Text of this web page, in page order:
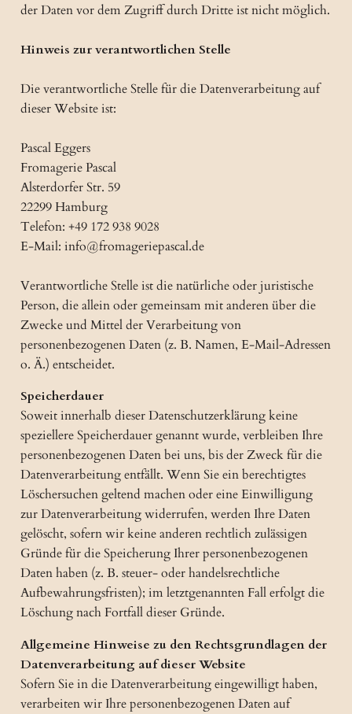
der Daten vor dem Zugriff durch Dritte ist nicht möglich.
Hinweis zur verantwortlichen Stelle
Die verantwortliche Stelle für die Datenverarbeitung auf
dieser Website ist:
Pascal Eggers
Fromagerie Pascal
Alsterdorfer Str. 59
22299 Hamburg
Telefon: +49 172 938 9028
E-Mail: info@fromageriepascal.de
Verantwortliche Stelle ist die natürliche oder juristische
Person, die allein oder gemeinsam mit anderen über die
Zwecke und Mittel der Verarbeitung von
personenbezogenen Daten (z. B. Namen, E-Mail-Adressen
o. Ä.) entscheidet.
Speicherdauer
Soweit innerhalb dieser Datenschutzerklärung keine
speziellere Speicherdauer genannt wurde, verbleiben Ihre
personenbezogenen Daten bei uns, bis der Zweck für die
Datenverarbeitung entfällt. Wenn Sie ein berechtigtes
Löschersuchen geltend machen oder eine Einwilligung
zur Datenverarbeitung widerrufen, werden Ihre Daten
gelöscht, sofern wir keine anderen rechtlich zulässigen
Gründe für die Speicherung Ihrer personenbezogenen
Daten haben (z. B. steuer- oder handelsrechtliche
Aufbewahrungsfristen); im letztgenannten Fall erfolgt die
Löschung nach Fortfall dieser Gründe.
Allgemeine Hinweise zu den Rechtsgrundlagen der
Datenverarbeitung auf dieser Website
Sofern Sie in die Datenverarbeitung eingewilligt haben,
verarbeiten wir Ihre personenbezogenen Daten auf